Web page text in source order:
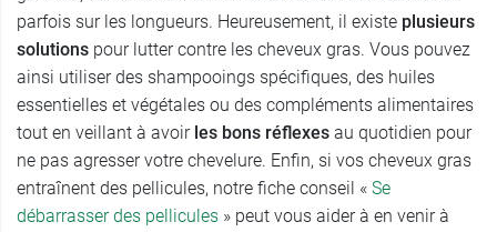
parfois sur les longueurs. Heureusement, il existe plusieurs
solutions pour lutter contre les cheveux gras. Vous pouvez
ainsi utiliser des shampooings spécifiques, des huiles
essentielles et végétales ou des compléments alimentaires
tout en veillant à avoir les bons réflexes au quotidien pour
ne pas agresser votre chevelure. Enfin, si vos cheveux gras
entraînent des pellicules, notre fiche conseil « Se
débarrasser des pellicules » peut vous aider à en venir à